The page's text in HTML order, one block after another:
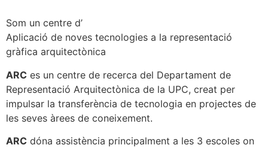
Som un centre d’
Aplicació de noves tecnologies a la representació
gràfica arquitectònica
ARC es un centre de recerca del Departament de
Representació Arquitectònica de la UPC, creat per
impulsar la transferència de tecnologia en projectes de
les seves àrees de coneixement.
ARC dóna assistència principalment a les 3 escoles on